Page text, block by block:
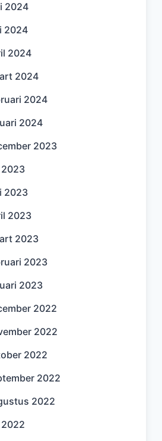
2024
2024
2024
2024
2024
2024
2023
2023
2023
2023
2023
2023
2022
2022
2022
2022
2022